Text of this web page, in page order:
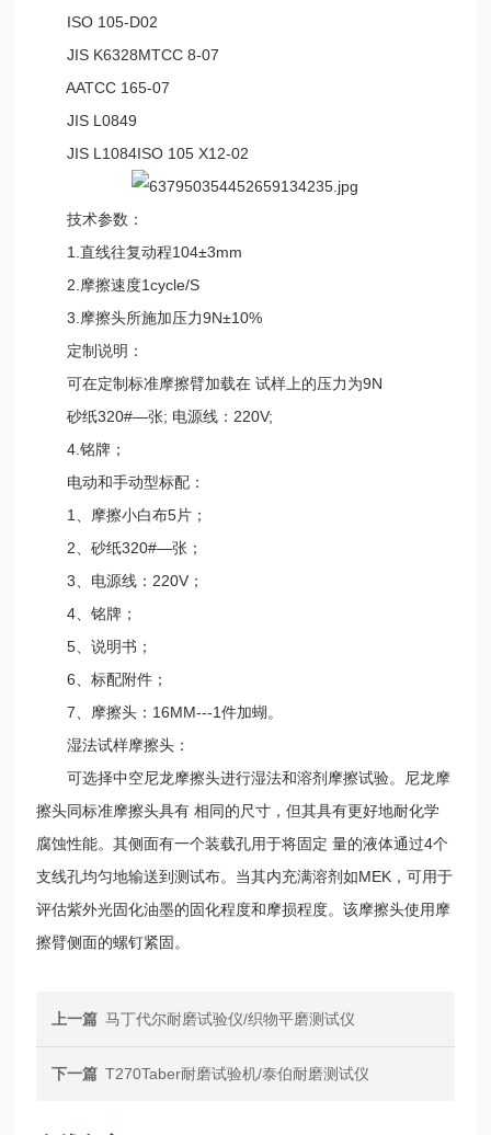
ISO 105-D02
JIS K6328MTCC 8-07
AATCC 165-07
JIS L0849
JIS L1084ISO 105 X12-02
技术参数：
1.直线往复动程104±3mm
2.摩擦速度1cycle/S
3.摩擦头所施加压力9N±10%
定制说明：
可在定制标准摩擦臂加载在 试样上的压力为9N
砂纸320#—张; 电源线：220V;
4.铭牌；
电动和手动型标配：
1、摩擦小白布5片；
2、砂纸320#—张；
3、电源线：220V；
4、铭牌；
5、说明书；
6、标配附件；
7、摩擦头：16MM---1件加蝴。
湿法试样摩擦头：
可选择中空尼龙摩擦头进行湿法和溶剂摩擦试验。尼龙摩
擦头同标准摩擦头具有 相同的尺寸，但其具有更好地耐化学
腐蚀性能。其侧面有一个装载孔用于将固定 量的液体通过4个
支线孔均匀地输送到测试布。当其内充满溶剂如MEK，可用于
评估紫外光固化油墨的固化程度和摩损程度。该摩擦头使用摩
擦臂侧面的螺钉紧固。
上一篇 马丁代尔耐磨试验仪/织物平磨测试仪
下一篇 T270Taber耐磨试验机/泰伯耐磨测试仪